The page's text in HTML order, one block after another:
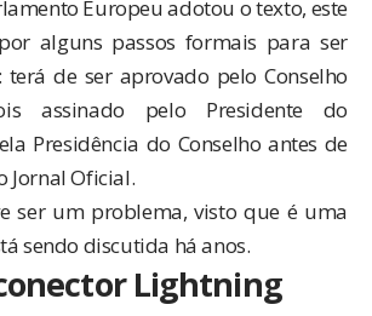
Europeu adotou o texto, este
alguns passos formais para ser
terá de ser aprovado pelo Conselho
assinado pelo Presidente do
Presidência do Conselho antes de
Jornal Oficial.
ser um problema, visto que é uma
sendo discutida há anos.
Lightning